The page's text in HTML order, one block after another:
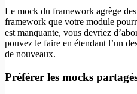
Le mock du framework agrège
framework que votre module
est manquante, vous devriez
pouvez le faire en étendant l’un
de nouveaux.
Préférer les mocks